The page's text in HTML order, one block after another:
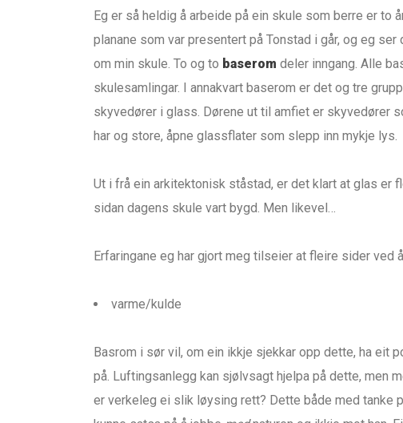
Eg er så heldig å arbeide på ein skule som berre er to
planane som var presentert på Tonstad i går, og eg
om min skule. To og to baserom deler inngang. Alle
skulesamlingar. I annakvart baserom er det og tre
skyvedører i glass. Dørene ut til amfiet er skyvedører
har og store, åpne glassflater som slepp inn mykje lys.
Ut i frå ein arkitektonisk ståstad, er det klart at glas er
sidan dagens skule vart bygd. Men likevel…
Erfaringane eg har gjort meg tilseier at fleire sider ved
varme/kulde
Basrom i sør vil, om ein ikkje sjekkar opp dette, ha eit
på. Luftingsanlegg kan sjølvsagt hjelpa på dette, men
er verkeleg ei slik løysing rett? Dette både med tanke